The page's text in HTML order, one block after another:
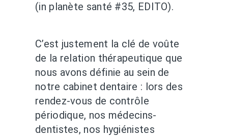
(in planète santé #35, EDITO).
C’est justement la clé de voûte
de la relation thérapeutique que
nous avons définie au sein de
notre cabinet dentaire : lors des
rendez-vous de contrôle
périodique, nos médecins-
dentistes, nos hygiénistes